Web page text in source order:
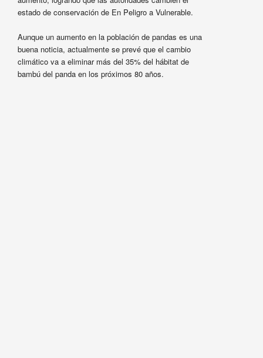
estado de conservación de En Peligro a Vulnerable.
Aunque un aumento en la población de pandas es una
buena noticia, actualmente se prevé que el cambio
climático va a eliminar más del 35% del hábitat de
bambú del panda en los próximos 80 años.